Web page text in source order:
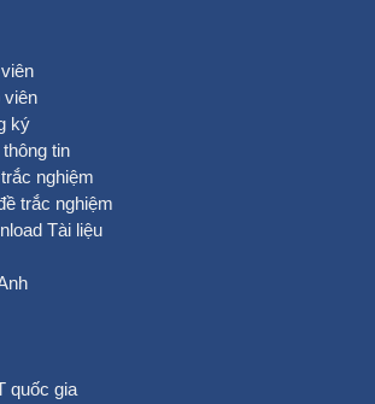
viên
ký
tin
nghiệm
trắc nghiệm
Tài liệu
quốc gia